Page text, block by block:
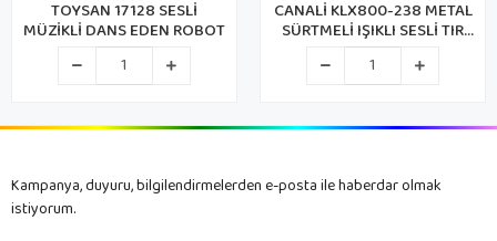
TOYSAN 17128 SESLİ
MÜZİKLİ DANS EDEN ROBOT
CANALİ KLX800-238 METAL
SÜRTMELİ IŞIKLI SESLİ TIR
(48)
Kampanya, duyuru, bilgilendirmelerden e-posta ile haberdar olmak
istiyorum.